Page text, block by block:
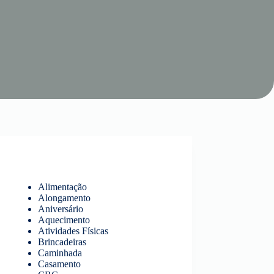
Alimentação
Alongamento
Aniversário
Aquecimento
Atividades Físicas
Brincadeiras
Caminhada
Casamento